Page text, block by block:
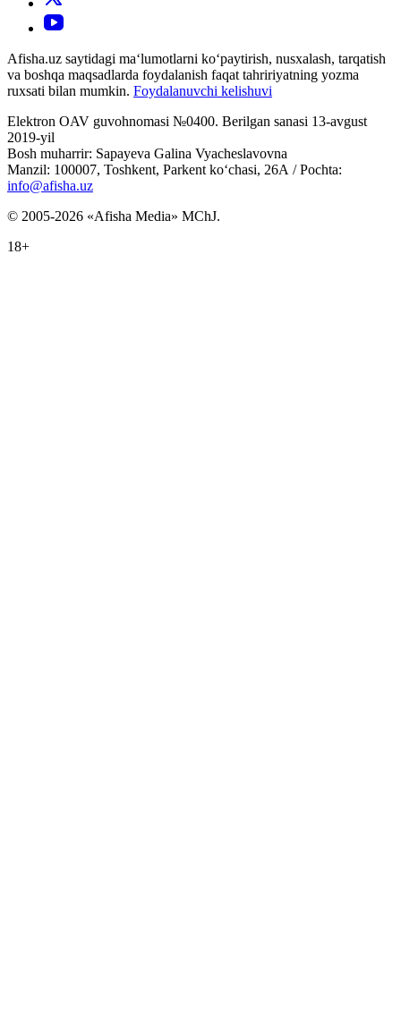
Afisha.uz saytidagi ma‘lumotlarni ko‘paytirish, nusxalash, tarqatish
va boshqa maqsadlarda foydalanish faqat tahririyatning yozma
ruxsati bilan mumkin. Foydalanuvchi kelishuvi
Elektron OAV guvohnomasi №0400. Berilgan sanasi 13-avgust
2019-yil
Bosh muharrir: Sapayeva Galina Vyacheslavovna
Manzil: 100007, Toshkent, Parkent ko‘chasi, 26А / Pochta:
info@afisha.uz
© 2005-2026 «Afisha Media» MChJ.
18+